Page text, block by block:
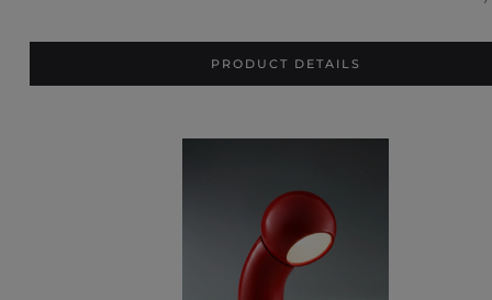
PRODUCT DETAILS